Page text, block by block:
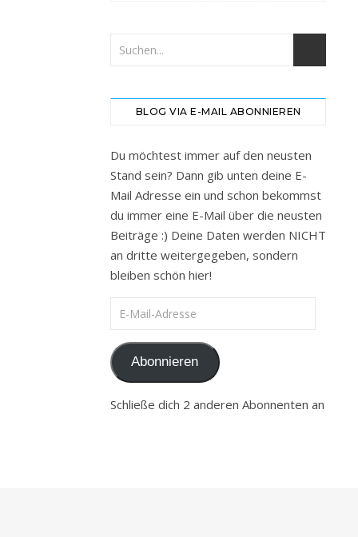
BLOG VIA E-MAIL ABONNIEREN
Du möchtest immer auf den neusten
Stand sein? Dann gib unten deine E-
Mail Adresse ein und schon bekommst
du immer eine E-Mail über die neusten
Beiträge :) Deine Daten werden NICHT
an dritte weitergegeben, sondern
bleiben schön hier!
E-Mail-Adresse
Abonnieren
Schließe dich 2 anderen Abonnenten an